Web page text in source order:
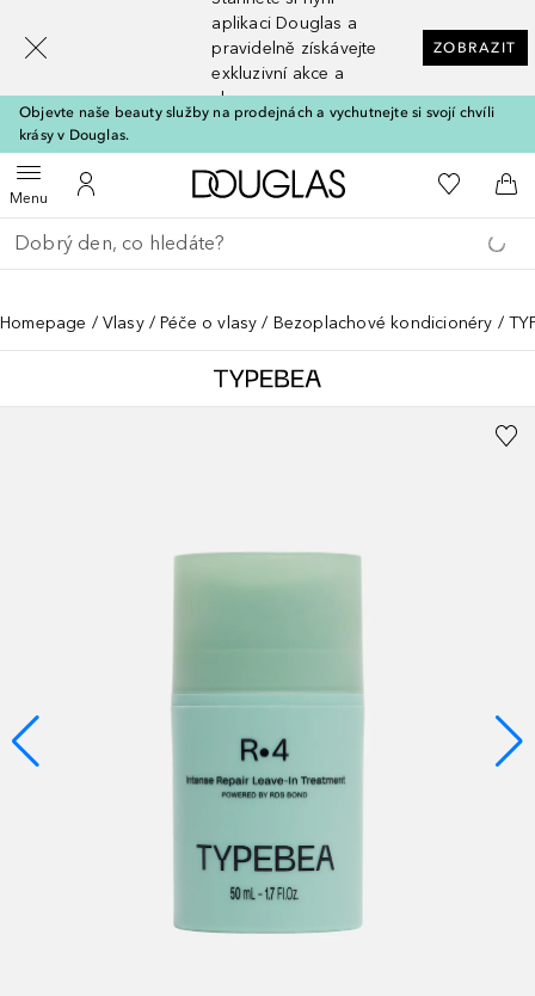
aplikaci Douglas a
pravidelně získávejte
exkluzivní akce a
slevy
ZOBRAZIT
Objevte naše beauty služby na prodejnách a vychutnejte si svojí chvíli
krásy v Douglas.
MenuOtevřít menuK mému účtu
Domů K mému
Do
Vraťte se
Proveďte vyhledávání
Homepage Vlasy Péče o vlasy Bezoplachové kondicionéry
[navigation.slideout.screenreader]